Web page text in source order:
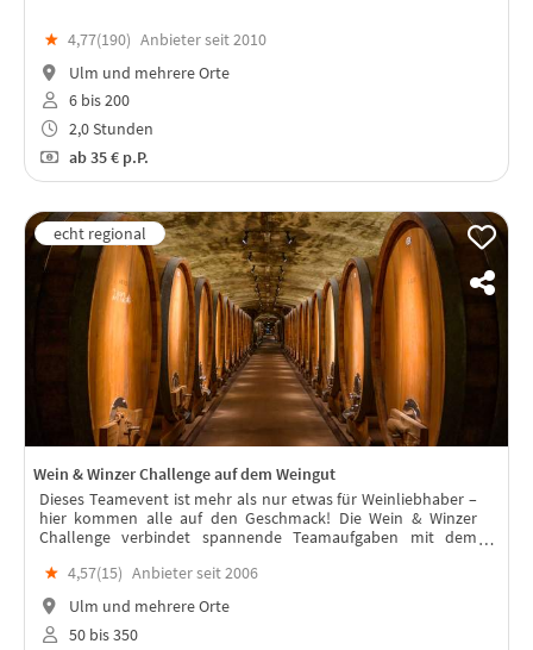
★ 4,77(190) Anbieter seit 2010
Ulm und mehrere Orte
6 bis 200
2,0 Stunden
ab35 € p.P.
Wein & Winzer Challenge auf dem Weingut
Dieses Teamevent ist mehr als nur etwas für Weinliebhaber –
hier kommen alle auf den Geschmack! Die Wein & Winzer
Challenge verbindet spannende Teamaufgaben mit dem
Thema Wein.
★ 4,57(15) Anbieter seit 2006
Ulm und mehrere Orte
50 bis 350